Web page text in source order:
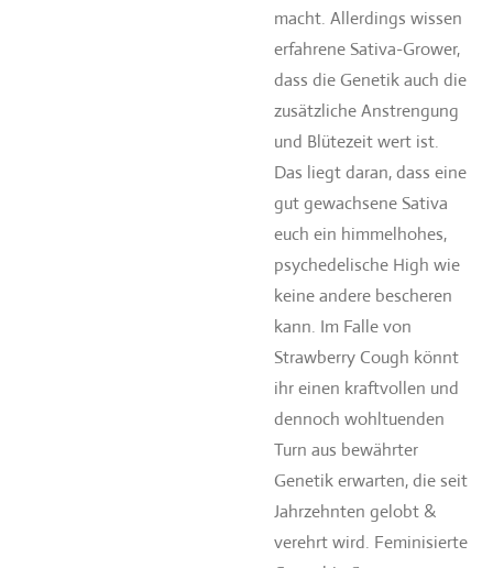
macht. Allerdings wissen
erfahrene Sativa-Grower,
dass die Genetik auch die
zusätzliche Anstrengung
und Blütezeit wert ist.
Das liegt daran, dass eine
gut gewachsene Sativa
euch ein himmelhohes,
psychedelische High wie
keine andere bescheren
kann. Im Falle von
Strawberry Cough könnt
ihr einen kraftvollen und
dennoch wohltuenden
Turn aus bewährter
Genetik erwarten, die seit
Jahrzehnten gelobt &
verehrt wird. Feminisierte